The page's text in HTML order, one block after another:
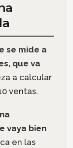
se mide a
que va
a calcular
ventas.
vaya bien
en las